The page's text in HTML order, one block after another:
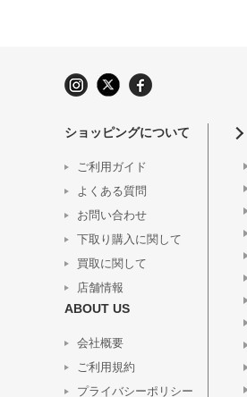
ショッピングについて
ご利用ガイド
よくある質問
お問い合わせ
下取り購入に関して
買取に関して
店舗情報
ABOUT US
会社概要
ご利用規約
プライバシーポリシー